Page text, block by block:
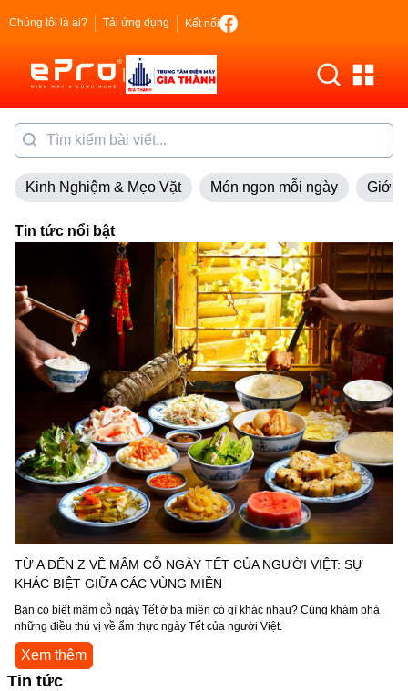
Chúng tôi là ai? Tải ứng dụng Kết nối
Tin tức
Kinh Nghiệm & Mẹo Vặt Món ngon mỗi ngày Giới
Tin tức nổi bật
TỪ A ĐẾN Z VỀ MÂM CỖ NGÀY TẾT CỦA NGƯỜI VIỆT: SỰ
KHÁC BIỆT GIỮA CÁC VÙNG MIỀN
Bạn có biết mâm cỗ ngày Tết ở ba miền có gì khác nhau? Cùng khám phá
những điều thú vị về ẩm thực ngày Tết của người Việt.
Xem thêm